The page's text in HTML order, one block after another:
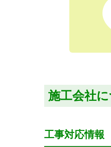
施工会社
工事対応情報